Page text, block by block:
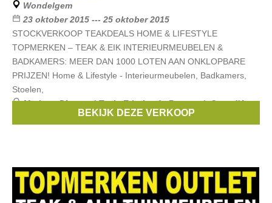
Wondelgem
23 oktober 2015 --- 25 oktober 2015
STOCKVERKOOP TEAKDEALS HOME & LIFESTYLE
TOPMERKEN – TEAK & EIK INTERIEURMEUBELEN &
BADKAMERS: MEER DAN 1000 LOTEN AAN ONKLOPBARE
PRIJZEN! Home & Lifestyle - Interieurmeubelen, Badkamers,
Stoelen,
Merken:Diamond Teak,Ethnicraft,B-seated,Cote d'Azur,
, ...BEKIJK DEZE VERKOOP